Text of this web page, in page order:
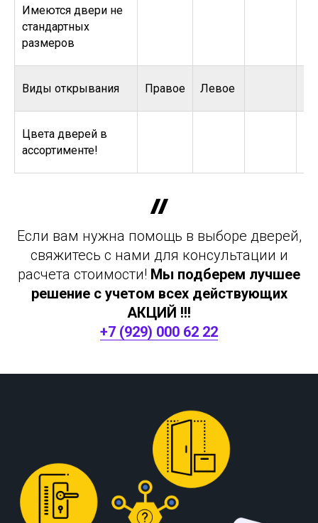
Имеются двери не
стандартных
размеров
Виды открывания Правое Левое
Цвета дверей в
ассортименте!
Если вам нужна помощь в выборе дверей,
свяжитесь с нами для консультации и
расчета стоимости! Мы подберем лучшее
решение с учетом всех действующих
АКЦИЙ !!!
+7 (929) 000 62 22